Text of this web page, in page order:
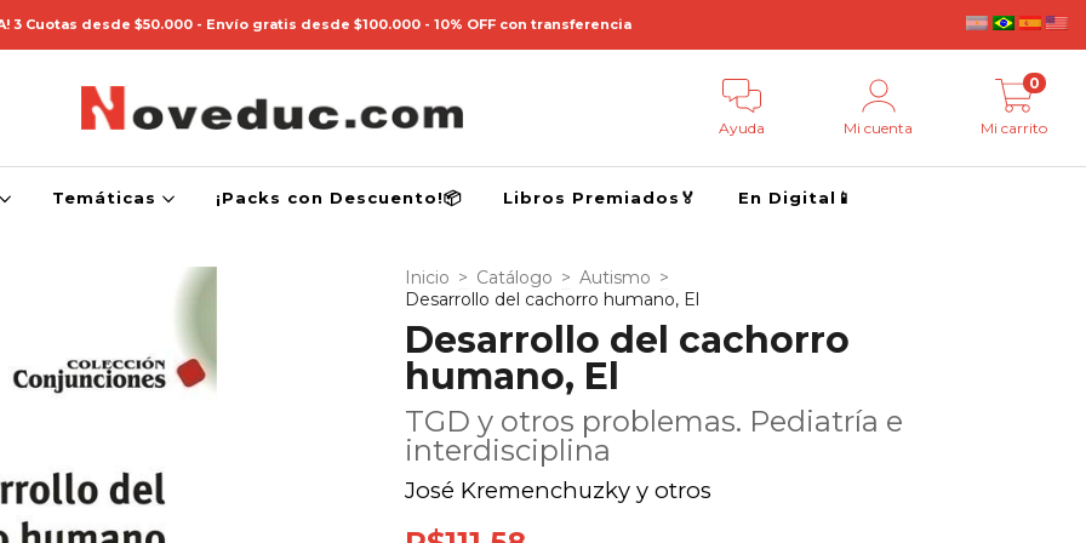
3 Cuotas desde $50.000 - Envío gratis desde $100.000 - 10% OFF con transferencia
Ayuda Mi cuenta Mi carrito
0
Temáticas ¡Packs con Descuento!📦 Libros Premiados🏅 En Digital📱
Inicio > Catálogo > Autismo >
Desarrollo del cachorro humano, El
Desarrollo del cachorro
humano, El
TGD y otros problemas. Pediatría e
interdisciplina
José Kremenchuzky y otros